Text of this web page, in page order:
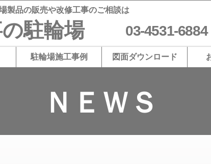
製品の販売や改修工事のご相談は
駐輪場 ​03-4531-6884
駐輪場施工事例 図面ダウンロード
ＮＥＷＳ